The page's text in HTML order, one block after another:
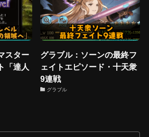
スター
「達人
グラブル：ソーンの最終フ
ェイトエピソード・十天衆
9連戦
グラブル